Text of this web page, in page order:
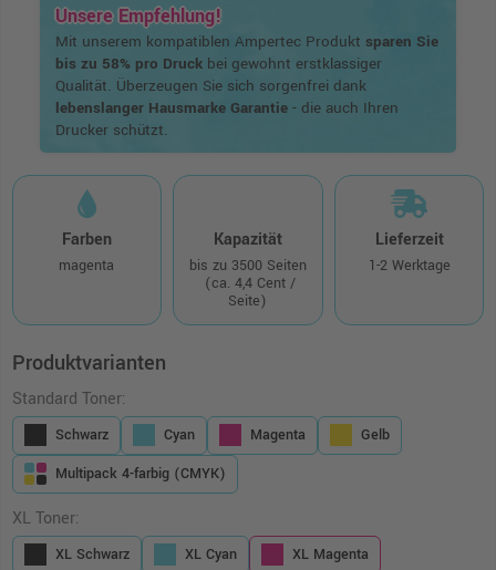
Unsere Empfehlung!
Mit unserem kompatiblen Ampertec Produkt sparen Sie
bis zu 58% pro Druckbei gewohnt erstklassiger
Qualität. Überzeugen Sie sich sorgenfrei dank
lebenslanger Hausmarke Garantie- die auch Ihren
Drucker schützt.
Farben
magenta
Kapazität
bis zu 3500 Seiten
(ca. 4,4 Cent /
Seite)
Lieferzeit
1-2 Werktage
Produktvarianten
Standard Toner:
Schwarz Cyan Magenta
Gelb
Multipack 4-farbig (CMYK)
XL Toner:
XL Schwarz XL Cyan
XL Magenta